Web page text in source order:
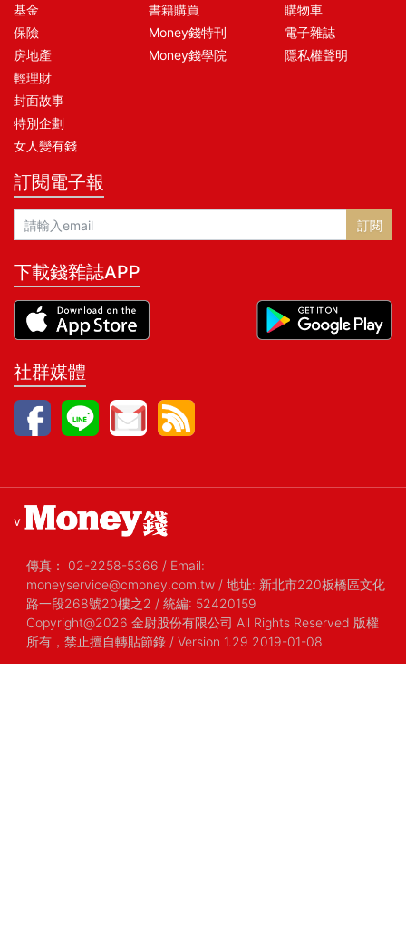
基金
保險
房地產
輕理財
封面故事
特別企劃
女人變有錢
書籍購買
Money錢特刊
Money錢學院
購物車
電子雜誌
隱私權聲明
訂閱電子報
訂閱
下載錢雜誌APP
社群媒體
v
傳真： 02-2258-5366 / Email:
moneyservice@cmoney.com.tw / 地址: 新北市220板橋區文化
路一段268號20樓之2 / 統編: 52420159
Copyright@2026 金尉股份有限公司 All Rights Reserved 版權
所有，禁止擅自轉貼節錄 / Version 1.29 2019-01-08